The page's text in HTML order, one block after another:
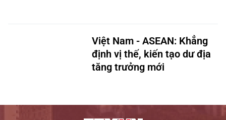
Việt Nam - ASEAN: Khẳng
định vị thế, kiến tạo dư địa
tăng trưởng mới